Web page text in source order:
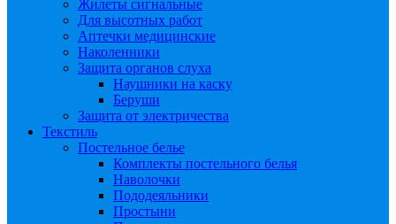
Жилеты сигнальные
Для высотных работ
Аптечки медицинские
Наколенники
Защита органов слуха
Наушники на каску
Беруши
Защита от электричества
Текстиль
Постельное белье
Комплекты постельного белья
Наволочки
Пододеяльники
Простыни